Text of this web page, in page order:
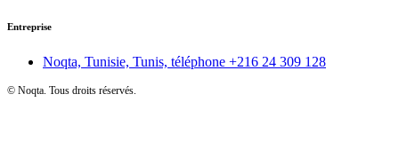
Entreprise
Noqta, Tunisie, Tunis, téléphone +216 24 309 128
© Noqta. Tous droits réservés.